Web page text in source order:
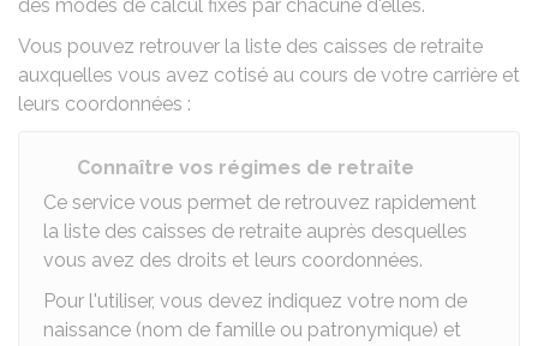
des modes de calcul fixés par chacune d'elles.
Vous pouvez retrouver la liste des caisses de retraite
auxquelles vous avez cotisé au cours de votre carrière et
leurs coordonnées :
Connaître vos régimes de retraite
Ce service vous permet de retrouvez rapidement
la liste des caisses de retraite auprès desquelles
vous avez des droits et leurs coordonnées.
Pour l'utiliser, vous devez indiquez votre nom de
naissance (nom de famille ou patronymique) et